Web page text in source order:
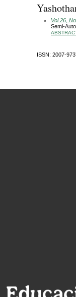
Vol 26,
Semi-
ISSN: 2007-